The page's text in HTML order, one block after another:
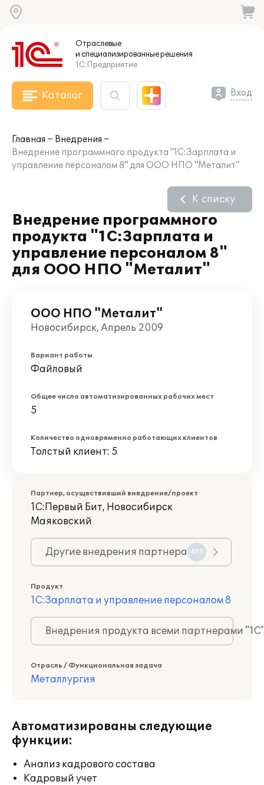
Отраслевые
и специализированныерешения
1С:Предприятие
Каталог Вход
Главная
Внедрения
Внедрение программного продукта "1С:Зарплата и
управление персоналом 8" для ООО НПО "Металит"
Внедрение программного
продукта "1С:Зарплата и
управление персоналом 8"
для ООО НПО "Металит"
К списку
ООО НПО "Металит"
Новосибирск, Апрель 2009
Вариант работы
Файловый
Общее число автоматизированных рабочих мест
5
Количество одновременно работающих клиентов
Толстый клиент: 5
Партнер, осуществивший внедрение/проект
1С:Первый Бит, Новосибирск
Маяковский
Другие внедрения партнера 415
Продукт
1С:Зарплата и управление персоналом 8
Внедрения продукта всеми партнерами
Отрасль / Функциональная задача
Металлургия
Автоматизированы следующие
функции:
Анализ кадрового состава
Кадровый учет